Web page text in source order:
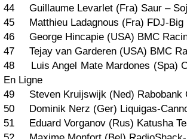
44 Guillaume Levarlet (Fra) Saur –
45 Matthieu Ladagnous (Fra) FDJ-Big
46 George Hincapie (USA) BMC
47 Tejay van Garderen (USA) BMC
48 Luis Angel Mate Mardones (Spa)
En Ligne
49 Steven Kruijswijk (Ned) Rabobank
50 Dominik Nerz (Ger) Liquigas-
51 Eduard Vorganov (Rus) Katusha